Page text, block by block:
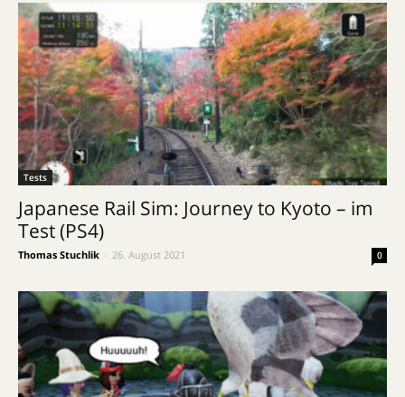
Tests
Japanese Rail Sim: Journey to Kyoto – im
Test (PS4)
Thomas Stuchlik 26. August 2021 0